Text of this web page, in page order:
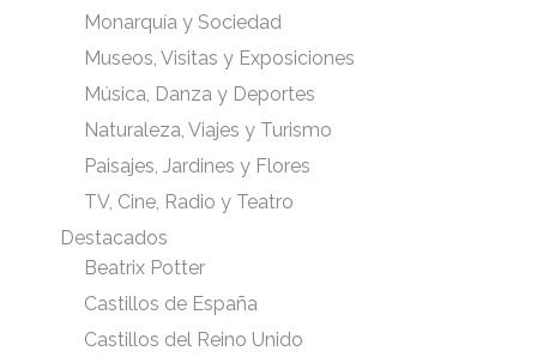
Monarquía y Sociedad
Museos, Visitas y Exposiciones
Música, Danza y Deportes
Naturaleza, Viajes y Turismo
Paisajes, Jardines y Flores
TV, Cine, Radio y Teatro
Destacados
Beatrix Potter
Castillos de España
Castillos del Reino Unido